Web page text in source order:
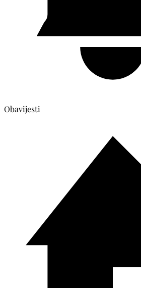
Obavijesti